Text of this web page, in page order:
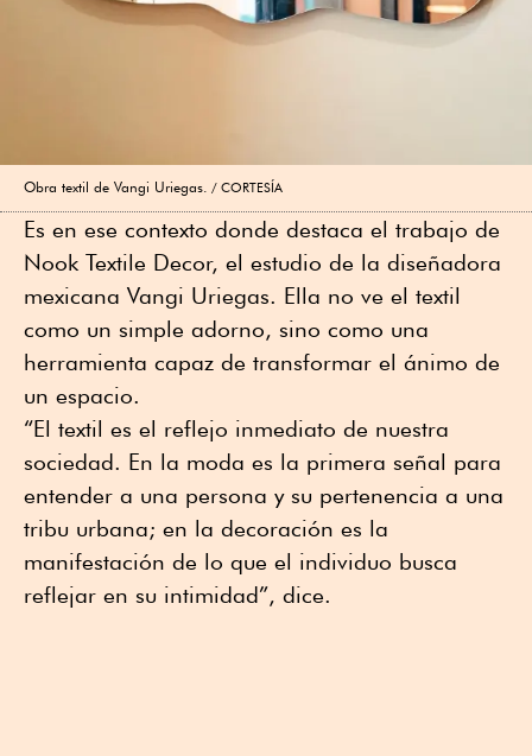
Obra textil de Vangi Uriegas. CORTESÍA
Es en ese contexto donde destaca el trabajo de
Nook Textile Decor, el estudio de la diseñadora
mexicana Vangi Uriegas. Ella no ve el textil
como un simple adorno, sino como una
herramienta capaz de transformar el ánimo de
un espacio.
“El textil es el reflejo inmediato de nuestra
sociedad. En la moda es la primera señal para
entender a una persona y su pertenencia a una
tribu urbana; en la decoración es la
manifestación de lo que el individuo busca
reflejar en su intimidad”, dice.